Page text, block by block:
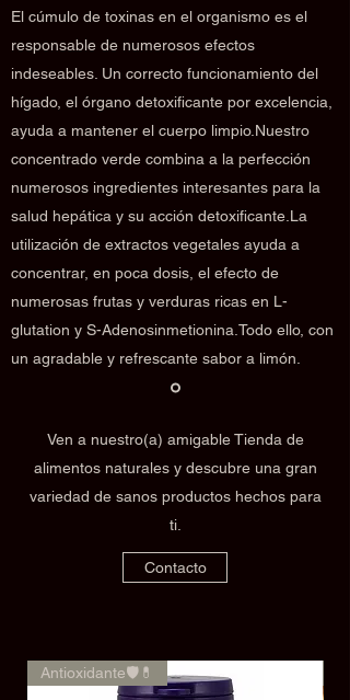
Ven a nuestro(a) amigable Tienda de
alimentos naturales y descubre una gran
variedad de sanos productos hechos para
ti.
Contacto
El cúmulo de toxinas en el organismo es el
responsable de numerosos efectos
indeseables. Un correcto funcionamiento del
hígado, el órgano detoxificante por excelencia,
ayuda a mantener el cuerpo limpio.Nuestro
concentrado verde combina a la perfección
numerosos ingredientes interesantes para la
salud hepática y su acción detoxificante.La
utilización de extractos vegetales ayuda a
concentrar, en poca dosis, el efecto de
numerosas frutas y verduras ricas en L-
glutation y S-Adenosinmetionina.Todo ello, con
un agradable y refrescante sabor a limón.
Antioxidante🛡️💊